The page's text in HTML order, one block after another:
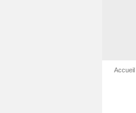
Accueil